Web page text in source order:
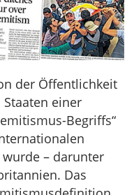
der Öffentlichkeit
einer
Begriffs“
– darunter
Das